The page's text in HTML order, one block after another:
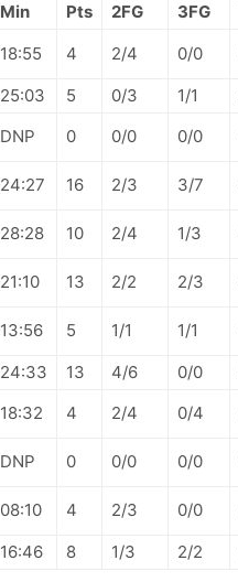
Min Pts 2FG 3FG
18:55 4 2/4 0/0
25:03 5 0/3 1/1
DNP 0 0/0 0/0
24:27 16 2/3 3/7
28:28 10 2/4 1/3
21:10 13 2/2 2/3
13:56 5 1/1 1/1
24:33 13 4/6 0/0
18:32 4 2/4 0/4
DNP 0 0/0 0/0
08:10 4 2/3 0/0
16:46 8 1/3 2/2